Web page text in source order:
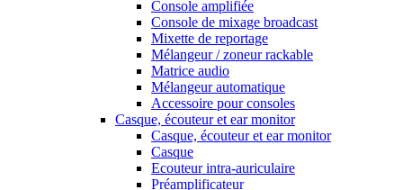
Console amplifiée
Console de mixage broadcast
Mixette de reportage
Mélangeur / zoneur rackable
Matrice audio
Mélangeur automatique
Accessoire pour consoles
Casque, écouteur et ear monitor
Casque, écouteur et ear monitor
Casque
Ecouteur intra-auriculaire
Préamplificateur